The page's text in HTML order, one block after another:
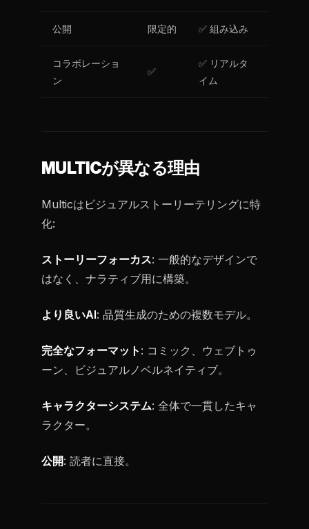
公開 限定的 ✅ 組み込み
コラボレーショ
ン
✅
✅ リアルタ
イム
MULTICが異なる理由
Multicはビジュアルストーリーテリングに特
化:
ストーリーフォーカス: 一般的なデザインで
はなく、ナラティブ用に構築。
より良いAI: 品質生成のための複数モデル。
完全なフォーマット : コミック、ウェブトゥ
ーン、ビジュアルノベルネイティブ。
キャラクターシステム: 全体で一貫したキャ
ラクター。
公開: 読者に直接。